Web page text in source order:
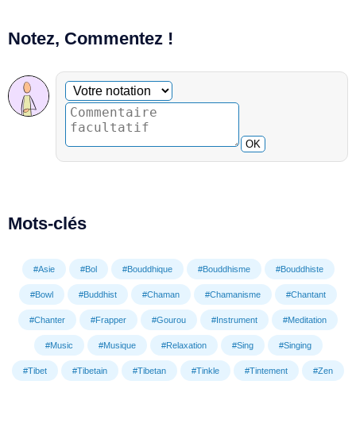
Notez, Commentez !
Commentaire facultatif
Votre notation
OK
Mots-clés
#Asie #Bol #Bouddhique #Bouddhisme #Bouddhiste
#Bowl #Buddhist #Chaman #Chamanisme #Chantant
#Chanter #Frapper #Gourou #Instrument #Meditation
#Music #Musique #Relaxation #Sing #Singing
#Tibet #Tibetain #Tibetan #Tinkle #Tintement #Zen